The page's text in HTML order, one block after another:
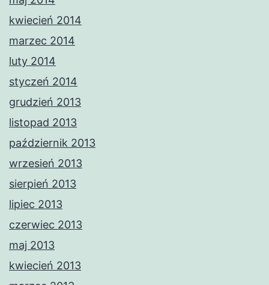
kwiecień 2014
marzec 2014
luty 2014
styczeń 2014
grudzień 2013
listopad 2013
październik 2013
wrzesień 2013
sierpień 2013
lipiec 2013
czerwiec 2013
maj 2013
kwiecień 2013